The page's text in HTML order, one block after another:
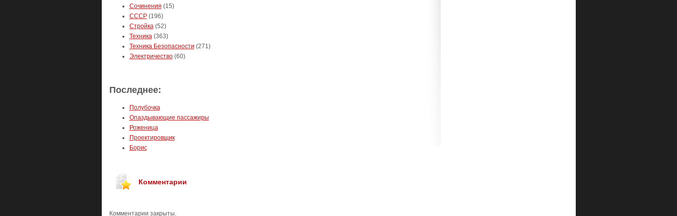
Сочинения (15)
СССР(196)
Стройка(52)
Техника(363)
Техника Безопасности (271)
Электричество(60)
Последнее:
Полубочка
Опаздывающие пассажиры
Роженица
Проектировщик
Борис
Комментарии
Комментарии закрыты.